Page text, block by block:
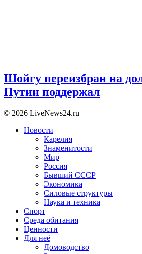
Шойгу переизбран на
Путин поддержал
© 2026 LiveNews24.ru
Новости
Карелия
Знаменитости
Мир
Россия
Бывший СССР
Экономика
Силовые структуры
Наука и техника
Спорт
Среда обитания
Ценности
Для неё
Домоводство